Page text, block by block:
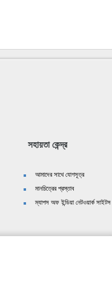
সহায়তা কেন্দ্র
আমাদের সাথে যোগসূত্র
মানচিত্রের প্রস্তাব
ম্যাপস অফ ইন্ডিয়া নেটওয়ার্ক সাইটস